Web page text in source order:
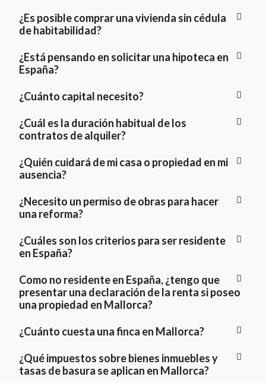
¿Es posible comprar una vivienda sin cédula
de habitabilidad?
¿Está pensando en solicitar una hipoteca en
España?
¿Cuánto capital necesito?
¿Cuál es la duración habitual de los
contratos de alquiler?
¿Quién cuidará de mi casa o propiedad en mi
ausencia?
¿Necesito un permiso de obras para hacer
una reforma?
¿Cuáles son los criterios para ser residente
en España?
Como no residente en España, ¿tengo que
presentar una declaración de la renta si poseo
una propiedad en Mallorca?
¿Cuánto cuesta una finca en Mallorca?
¿Qué impuestos sobre bienes inmuebles y
tasas de basura se aplican en Mallorca?